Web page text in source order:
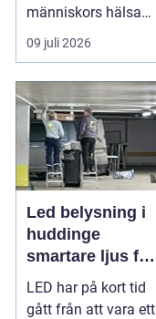
människors hälsa
och skapa säkra
m...
09 juli 2026
Led belysning i
huddinge
smartare ljus för
företag och
fastigheter
LED har på kort tid
gått från att vara ett